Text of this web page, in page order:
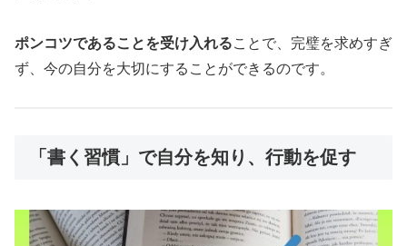
ポンコツであることを受け入れることで、完璧を求めすぎ
ず、今の自分を大切にすることができるのです。
「書く習慣」で自分を知り、行動を促す